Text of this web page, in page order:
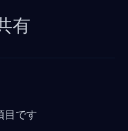
有
目です